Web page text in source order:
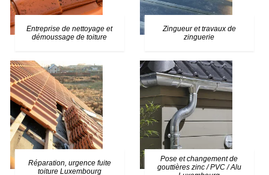
Entreprise de nettoyage et
démoussage de toiture
Zingueur et travaux de
zinguerie
Réparation, urgence fuite
toiture Luxembourg
Pose et changement de
gouttières zinc / PVC / Alu